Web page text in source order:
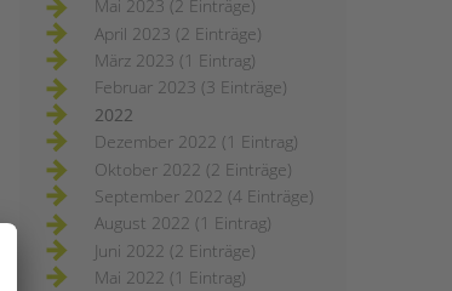
Mai 2023 (2 Einträge)
April 2023 (2 Einträge)
März 2023 (1 Eintrag)
Februar 2023 (3 Einträge)
2022
Dezember 2022 (1 Eintrag)
Oktober 2022 (2 Einträge)
September 2022 (4 Einträge)
August 2022 (1 Eintrag)
Juni 2022 (2 Einträge)
Mai 2022 (1 Eintrag)